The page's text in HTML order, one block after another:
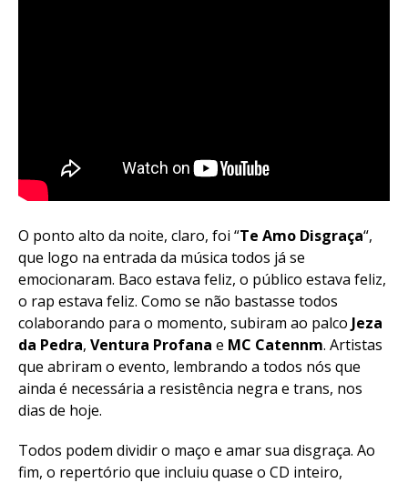
O ponto alto da noite, claro, foi “Te Amo Disgraça“,
que logo na entrada da música todos já se
emocionaram. Baco estava feliz, o público estava feliz,
o rap estava feliz. Como se não bastasse todos
colaborando para o momento, subiram ao palco Jeza
da Pedra, Ventura Profana e MC Catennm. Artistas
que abriram o evento, lembrando a todos nós que
ainda é necessária a resistência negra e trans, nos
dias de hoje.
Todos podem dividir o maço e amar sua disgraça. Ao
fim, o repertório que incluiu quase o CD inteiro,